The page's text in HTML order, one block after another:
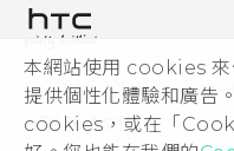
本網站使用 cookies 來
提供個性化體驗和廣告
cookies，或在「
私隱政策
產品安全
加入HTC
Security and Privacy
© 2011-2026 HTC
HTC 法律文件